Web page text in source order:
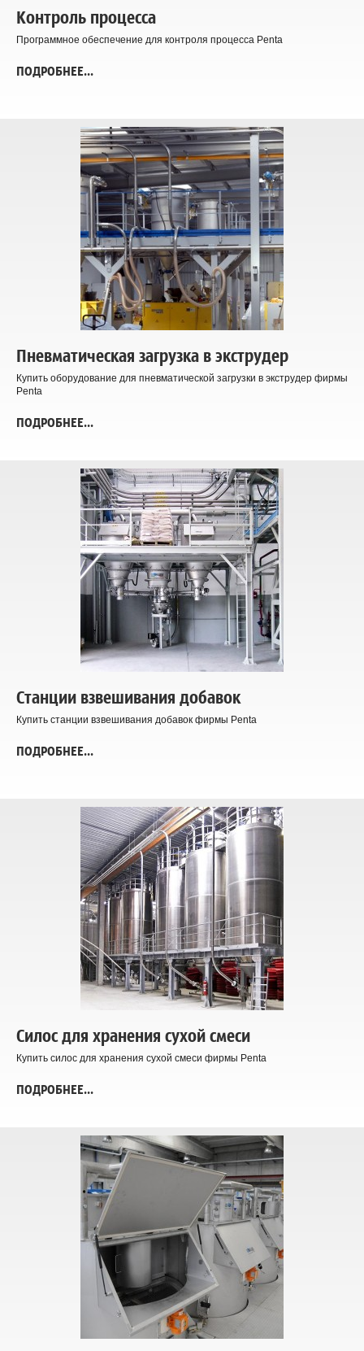
Контроль процесса
Программное обеспечение для контроля процесса Penta
ПОДРОБНЕЕ...
Пневматическая загрузка в экструдер
Купить оборудование для пневматической загрузки в экструдер фирмы
Penta
ПОДРОБНЕЕ...
Станции взвешивания добавок
Купить станции взвешивания добавок фирмы Penta
ПОДРОБНЕЕ...
Силос для хранения сухой смеси
Купить силос для хранения сухой смеси фирмы Penta
ПОДРОБНЕЕ...